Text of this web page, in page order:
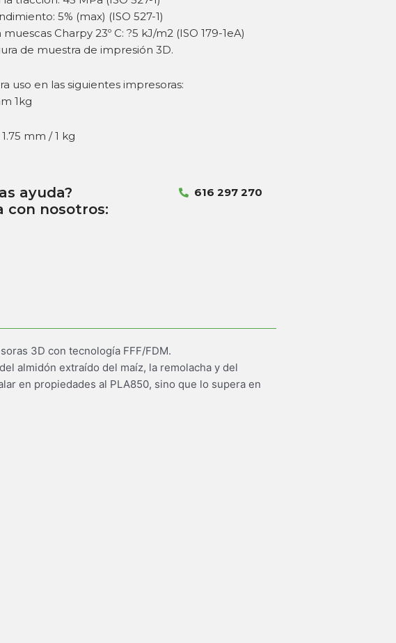
5% (max) (ISO 527-1)
Charpy 23º C: ?5 kJ/m2 (ISO 179-1eA)
de muestra de impresión 3D.
uso en las siguientes impresoras:
1kg
mm / 1 kg
ayuda?
con nosotros:
616 297 270
3D con tecnología FFF/FDM.
almidón extraído del maíz, la remolacha y del
en propiedades al PLA850, sino que lo supera en